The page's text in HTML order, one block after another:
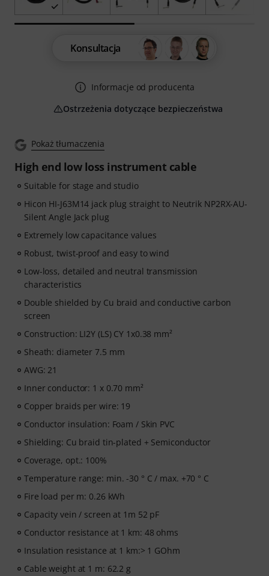
Pokaż tłumaczenia
High end low loss instrument cable
Suitable for stage and studio
Hicon HI-J63M14 jack plug straight to Neutrik NP2RX-AU-
Silent Angle Jack plug
Extremely low capacitance values
Robust, twist-proof and easy to wind
Low-loss, detailed and neutral transmission
characteristics
Double shielded by Cu braid and conductive carbon
screen
Construction: LI2Y (LS) CY 1x0.38 mm²
Sheath: diameter 7.5 mm
AWG: 21
Inner conductor: 1 x 0.70 mm²
Copper braids per wire: 19
Conductor insulation: Foam / Skin PVC
Shielding: Cu braid tin-plated + Semiconductor
Coverage, opt.: 100%
Temperature range: min. -30 ° C / max. +70 ° C
Fire load per m: 0.26 kWh
Capacity vein / screen at 1m 52 pF
Conductor resistance at 1 km: 48 ohms
Insulation resistance at 1 km:> 1 GOhm
Cable weight at 1 m: 62.2 g
Konsultacja
Informacje od producenta
Ostrzeżenia dotyczące bezpieczeństwa